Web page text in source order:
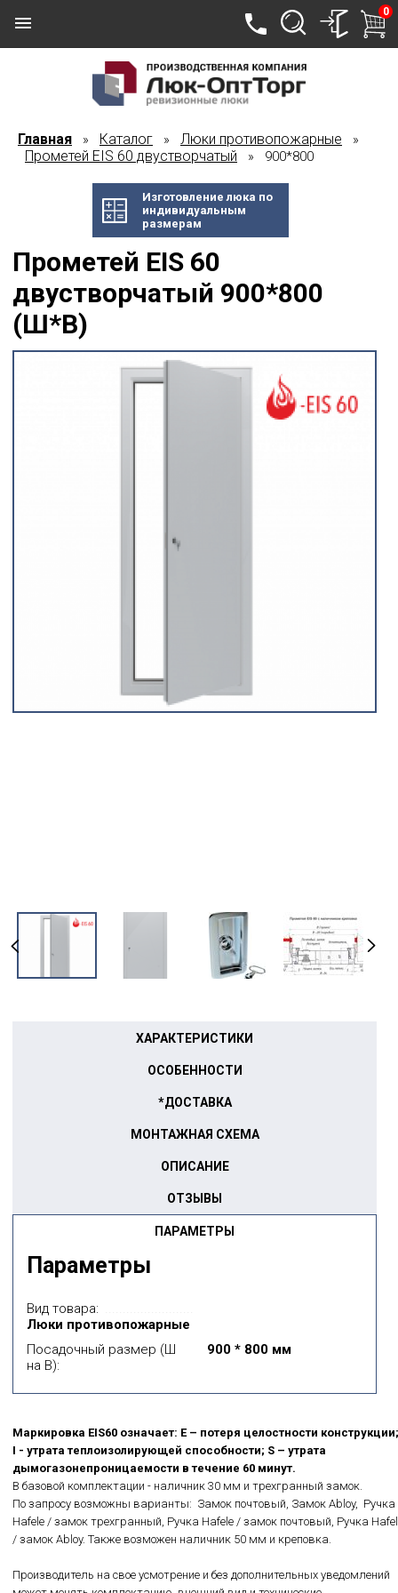
0
Главная » Каталог » Люки противопожарные »
Прометей EIS 60 двустворчатый » 900*800
Изготовление люка по
индивидуальным
размерам
Прометей EIS 60
двустворчатый 900*800
(Ш*В)
ПАРАМЕТРЫ
ХАРАКТЕРИСТИКИ
ОСОБЕННОСТИ
*ДОСТАВКА
МОНТАЖНАЯ СХЕМА
ОПИСАНИЕ
ОТЗЫВЫ
Параметры
Вид товара:
Люки противопожарные
Посадочный размер (Ш
на В):
900 * 800 мм
Маркировка EIS60 означает: E – потеря целостности конструкции;
I - утрата теплоизолирующей способности; S – утрата
дымогазонепроницаемости в течение 60 минут.
В базовой комплектации - наличник 30 мм и трехгранный замок.
По запросу возможны варианты: Замок почтовый, Замок Abloy, Ручка
Hafele / замок трехгранный, Ручка Hafele / замок почтовый, Ручка
/ замок Abloy. Также возможен наличник 50 мм и креповка.
Производитель на свое усмотрение и без дополнительных уведомлений